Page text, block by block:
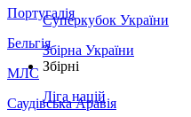
Португалія
Бельгія
МЛС
Саудівська Аравія
Суперкубок України
Збірна України
Збірні
Ліга націй